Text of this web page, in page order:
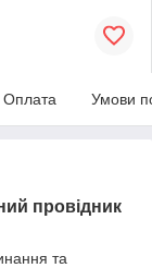
Оплата Умови
провідник
та